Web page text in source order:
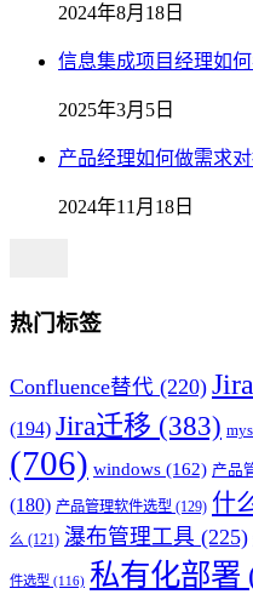
2024年8月18日
信息集成项目经理如
2025年3月5日
产品经理如何做需求
2024年11月18日
热门标签
Confluence替代 (220)
(194) Jira迁移 (383)
(706) windows (162) 产品
(180) 产品管理软件选型 (129) 什
么 (121) 瀑布管理工具 (225)
件选型 (116) 私有化部署